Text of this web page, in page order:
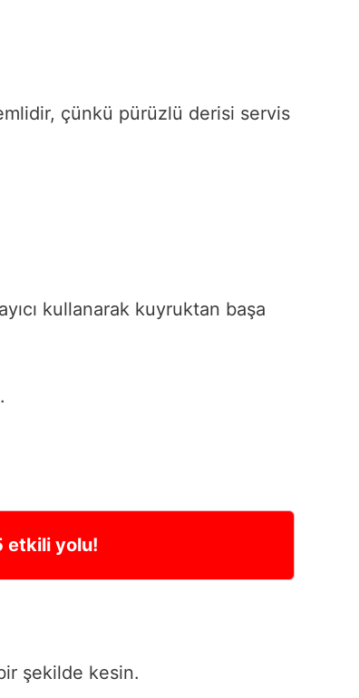
çünkü pürüzlü derisi servis
kullanarak kuyruktan başa
etkili yolu!
şekilde kesin.